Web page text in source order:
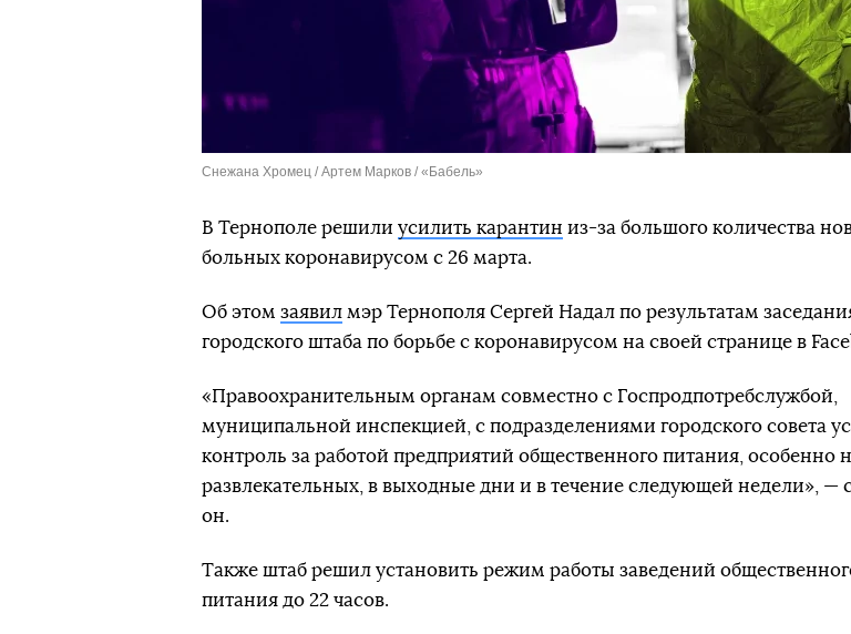
Снежана Хромец / Артем Марков / «Бабель»
В Тернополе решили усилить карантин из-за большого количества
больных коронавирусом с 26 марта.
Об этом заявил мэр Тернополя Сергей Надал по результатам
городского штаба по борьбе с коронавирусом на своей странице в
«Правоохранительным органам совместно с Госпродпотребслужбой,
муниципальной инспекцией, с подразделениями городского совета
контроль за работой предприятий общественного питания, особенно
развлекательных, в выходные дни и в течение следующей недели», —
он.
Также штаб решил установить режим работы заведений
питания до 22 часов.